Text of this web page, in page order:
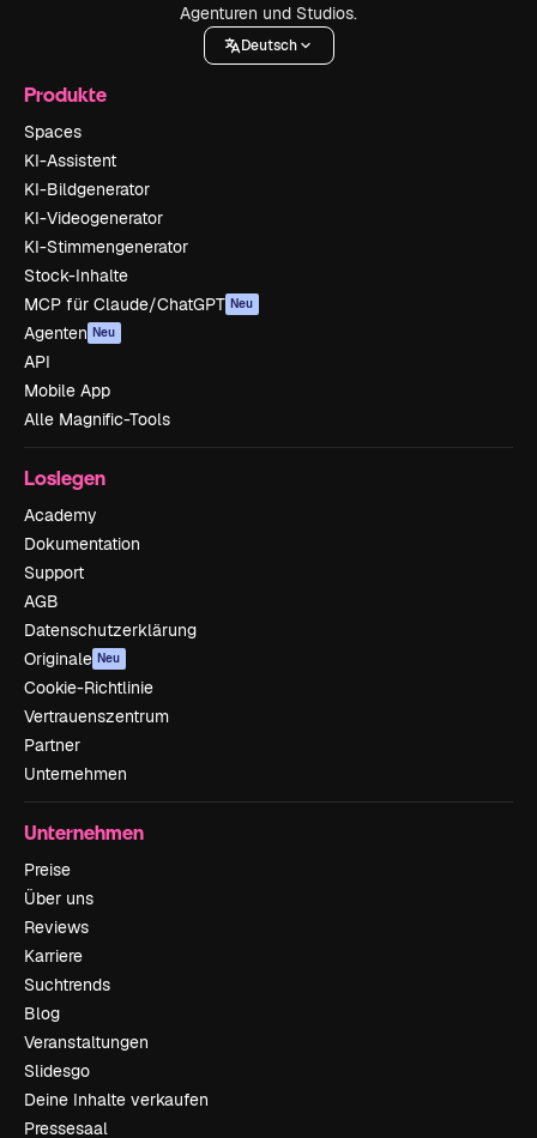
Agenturen und Studios.
Deutsch
Produkte
Spaces
KI-Assistent
KI-Bildgenerator
KI-Videogenerator
KI-Stimmengenerator
Stock-Inhalte
MCP für Claude/ChatGPT Neu
Agenten Neu
API
Mobile App
Alle Magnific-Tools
Loslegen
Academy
Dokumentation
Support
AGB
Datenschutzerklärung
Originale Neu
Cookie-Richtlinie
Vertrauenszentrum
Partner
Unternehmen
Unternehmen
Preise
Über uns
Reviews
Karriere
Suchtrends
Blog
Veranstaltungen
Slidesgo
Deine Inhalte verkaufen
Pressesaal